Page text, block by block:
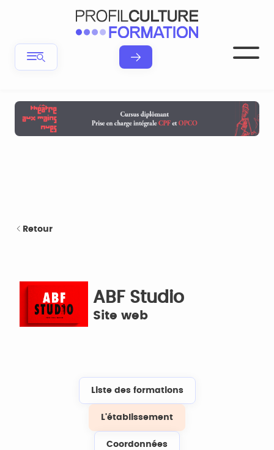
Retour
ABF Studio
Site web
Liste des formations
L'établissement
Coordonnées